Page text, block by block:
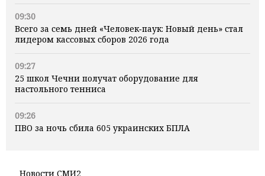
09:30
Всего за семь дней «Человек‑паук: Новый день» стал
лидером кассовых сборов 2026 года
09:27
25 школ Чечни получат оборудование для
настольного тенниса
09:26
ПВО за ночь сбила 605 украинских БПЛА
Новости СМИ2